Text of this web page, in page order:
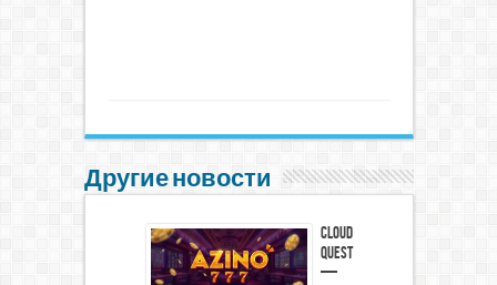
Другие новости
Cloud
Quest
—